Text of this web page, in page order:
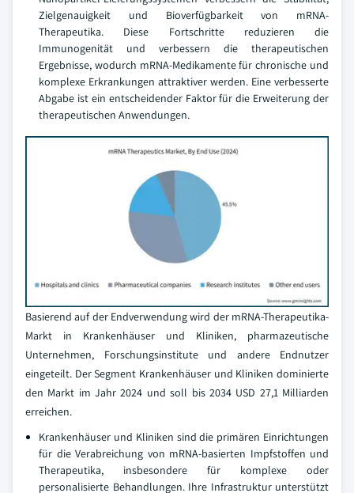
Zielgenauigkeit und Bioverfügbarkeit von mRNA-
Therapeutika. Diese Fortschritte reduzieren die
Immunogenität und verbessern die therapeutischen
Ergebnisse, wodurch mRNA-Medikamente für chronische und
komplexe Erkrankungen attraktiver werden. Eine verbesserte
Abgabe ist ein entscheidender Faktor für die Erweiterung der
therapeutischen Anwendungen.
Basierend auf der Endverwendung wird der mRNA-Therapeutika-
Markt in Krankenhäuser und Kliniken, pharmazeutische
Unternehmen, Forschungsinstitute und andere Endnutzer
eingeteilt. Der Segment Krankenhäuser und Kliniken dominierte
den Markt im Jahr 2024 und soll bis 2034 USD 27,1 Milliarden
erreichen.
Krankenhäuser und Kliniken sind die primären Einrichtungen
für die Verabreichung von mRNA-basierten Impfstoffen und
Therapeutika, insbesondere für komplexe oder
personalisierte Behandlungen. Ihre Infrastruktur unterstützt